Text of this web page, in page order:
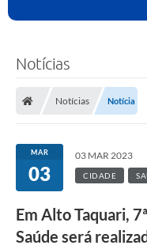
Notícias
Notícias Notícia
MAR
03
03 MAR 2023
CIDADE
Em Alto Taquari,
Saúde será